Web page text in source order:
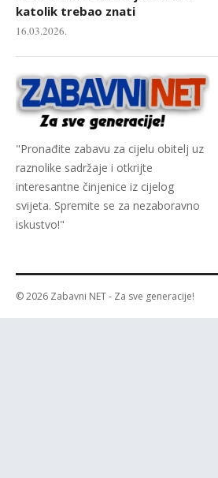
katolik trebao znati
16.03.2026.
"Pronađite zabavu za cijelu obitelj uz
raznolike sadržaje i otkrijte
interesantne činjenice iz cijelog
svijeta. Spremite se za nezaboravno
iskustvo!"
© 2026 Zabavni NET- Za sve generacije!